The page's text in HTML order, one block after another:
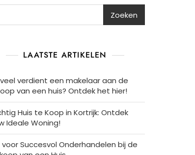
Zoeken
LAATSTE ARTIKELEN
verdient een makelaar aan de
van een huis? Ontdek het hier!
Huis te Koop in Kortrijk: Ontdek
Ideale Woning!
voor Succesvol Onderhandelen bij de